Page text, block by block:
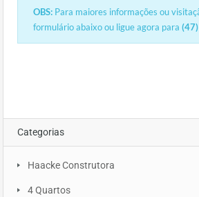
OBS: Para maiores informações ou
formulário abaixo ou ligue agora para
Categorias
Haacke Construtora
4 Quartos